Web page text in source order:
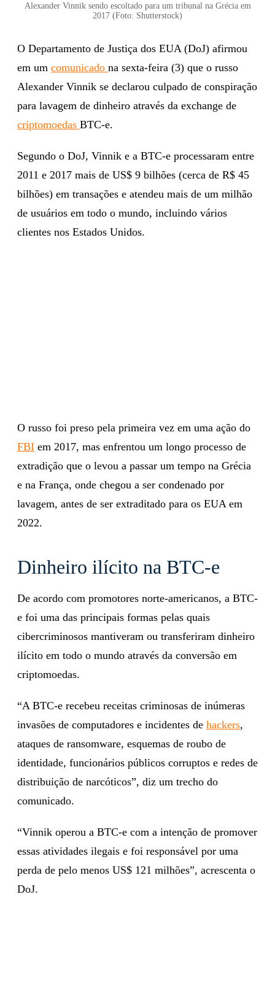
Alexander Vinnik sendo escoltado para um tribunal na Grécia em
2017 (Foto: Shutterstock)
O Departamento de Justiça dos EUA (DoJ) afirmou
em um comunicado na sexta-feira (3) que o russo
Alexander Vinnik se declarou culpado de conspiração
para lavagem de dinheiro através da exchange de
criptomoedas BTC-e.
Segundo o DoJ, Vinnik e a BTC-e processaram entre
2011 e 2017 mais de US$ 9 bilhões (cerca de R$ 45
bilhões) em transações e atendeu mais de um milhão
de usuários em todo o mundo, incluindo vários
clientes nos Estados Unidos.
O russo foi preso pela primeira vez em uma ação do
FBI em 2017, mas enfrentou um longo processo de
extradição que o levou a passar um tempo na Grécia
e na França, onde chegou a ser condenado por
lavagem, antes de ser extraditado para os EUA em
2022.
Dinheiro ilícito na BTC-e
De acordo com promotores norte-americanos, a BTC-
e foi uma das principais formas pelas quais
cibercriminosos mantiveram ou transferiram dinheiro
ilícito em todo o mundo através da conversão em
criptomoedas.
“A BTC-e recebeu receitas criminosas de inúmeras
invasões de computadores e incidentes de hackers,
ataques de ransomware, esquemas de roubo de
identidade, funcionários públicos corruptos e redes de
distribuição de narcóticos”, diz um trecho do
comunicado.
“Vinnik operou a BTC-e com a intenção de promover
essas atividades ilegais e foi responsável por uma
perda de pelo menos US$ 121 milhões”, acrescenta o
DoJ.